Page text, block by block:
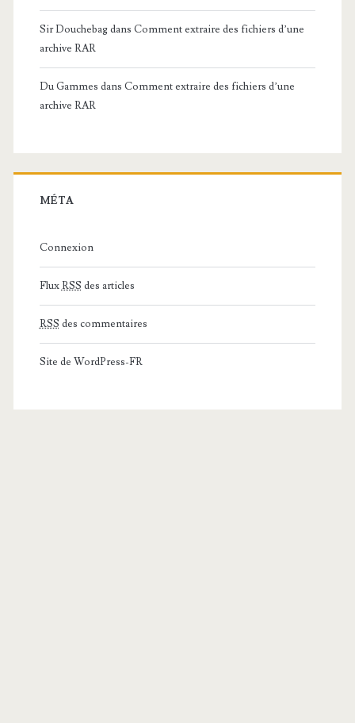
Sir Douchebagdans Comment extraire des fichiers d’une
archive RAR
Du Gammes dans Comment extraire des fichiers d’une
archive RAR
MÉTA
Connexion
FluxRSS des articles
RSS des commentaires
Site de WordPress-FR